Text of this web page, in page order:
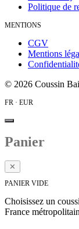
Politique de
MENTIONS
CGV
Mentions
© 2026 Coussin
FR · EUR
Panier
✕
PANIER VIDE
Choisissez un
France